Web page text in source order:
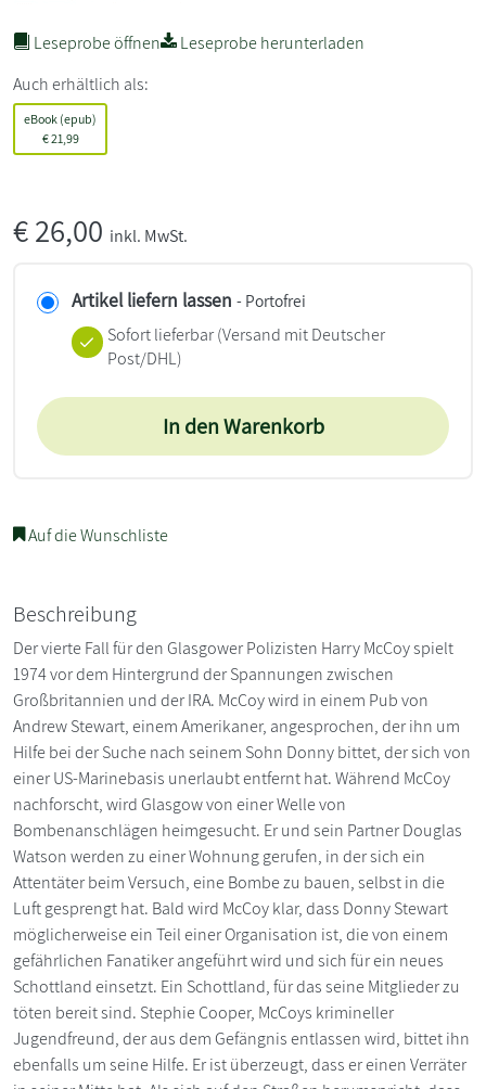
Leseprobe öffnen
Leseprobe herunterladen
Auch erhältlich als:
eBook (epub)
€21,99
€26,00 inkl. MwSt.
Artikel liefern lassen - Portofrei
Sofort lieferbar(Versand mit Deutscher
Post/DHL)
In den Warenkorb
Auf die Wunschliste
Beschreibung
Der vierte Fall für den Glasgower Polizisten Harry McCoy spielt
1974 vor dem Hintergrund der Spannungen zwischen
Großbritannien und der IRA. McCoy wird in einem Pub von
Andrew Stewart, einem Amerikaner, angesprochen, der ihn um
Hilfe bei der Suche nach seinem Sohn Donny bittet, der sich von
einer US-Marinebasis unerlaubt entfernt hat. Während McCoy
nachforscht, wird Glasgow von einer Welle von
Bombenanschlägen heimgesucht. Er und sein Partner Douglas
Watson werden zu einer Wohnung gerufen, in der sich ein
Attentäter beim Versuch, eine Bombe zu bauen, selbst in die
Luft gesprengt hat. Bald wird McCoy klar, dass Donny Stewart
möglicherweise ein Teil einer Organisation ist, die von einem
gefährlichen Fanatiker angeführt wird und sich für ein neues
Schottland einsetzt. Ein Schottland, für das seine Mitglieder zu
töten bereit sind. Stephie Cooper, McCoys krimineller
Jugendfreund, der aus dem Gefängnis entlassen wird, bittet ihn
ebenfalls um seine Hilfe. Er ist überzeugt, dass er einen Verräter